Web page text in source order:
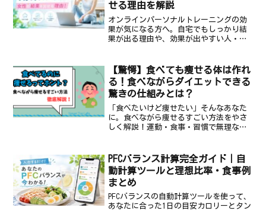
せる理由を解説
オンラインパーソナルトレーニングの効
果が気になる方へ。自宅でもしっかり結
果が出る理由や、効果が出やすい人・出
い女性や地方在住の方でも取り組みやす
いですよ。
【驚愕】食べても痩せる体は作れ
る！食べながらダイエットできる
驚きの仕組みとは？
「食べたいけど痩せたい」そんなあなた
に。食べながら痩せるすごい方法をやさ
しく解説！運動・食事・習慣で無理なく
PFCバランス計算完全ガイド｜自
動計算ツールと理想比率・食事例
まとめ
PFCバランスの自動計算ツールを使って、
あなたに合った1日の目安カロリーとタン